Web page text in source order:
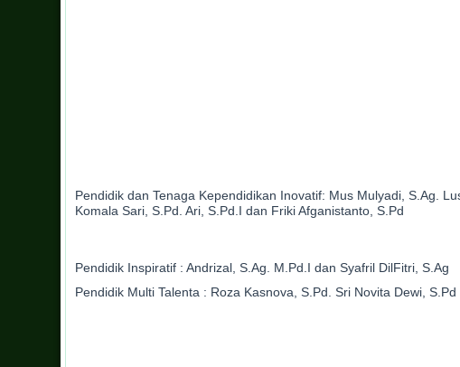
Pendidik dan Tenaga Kependidikan Inovatif: Mus Mulyadi, S.Ag.
Komala Sari, S.Pd. Ari, S.Pd.I dan Friki Afganistanto, S.Pd
Pendidik Inspiratif : Andrizal, S.Ag. M.Pd.I dan Syafril DilFitri, S.Ag
Pendidik Multi Talenta : Roza Kasnova, S.Pd. Sri Novita Dewi,